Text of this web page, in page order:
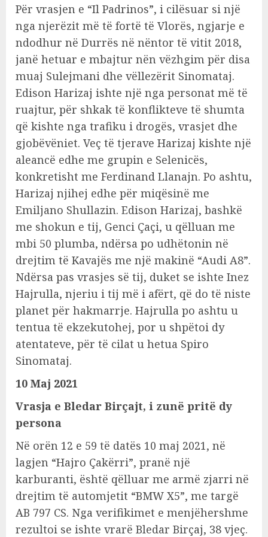
Për vrasjen e “Il Padrinos”, i cilësuar si një
nga njerëzit më të fortë të Vlorës, ngjarje e
ndodhur në Durrës në nëntor të vitit 2018,
janë hetuar e mbajtur nën vëzhgim për disa
muaj Sulejmani dhe vëllezërit Sinomataj.
Edison Harizaj ishte një nga personat më të
ruajtur, për shkak të konflikteve të shumta
që kishte nga trafiku i drogës, vrasjet dhe
gjobëvëniet. Veç të tjerave Harizaj kishte një
aleancë edhe me grupin e Selenicës,
konkretisht me Ferdinand Llanajn. Po ashtu,
Harizaj njihej edhe për miqësinë me
Emiljano Shullazin. Edison Harizaj, bashkë
me shokun e tij, Genci Çaçi, u qëlluan me
mbi 50 plumba, ndërsa po udhëtonin në
drejtim të Kavajës me një makinë “Audi A8”.
Ndërsa pas vrasjes së tij, duket se ishte Inez
Hajrulla, njeriu i tij më i afërt, që do të niste
planet për hakmarrje. Hajrulla po ashtu u
tentua të ekzekutohej, por u shpëtoi dy
atentateve, për të cilat u hetua Spiro
Sinomataj.
10 Maj 2021
Vrasja e Bledar Birçajt, i zunë pritë dy
persona
Në orën 12 e 59 të datës 10 maj 2021, në
lagjen “Hajro Çakërri”, pranë një
karburanti, është qëlluar me armë zjarri në
drejtim të automjetit “BMW X5”, me targë
AB 797 CS. Nga verifikimet e menjëhershme
rezultoi se ishte vrarë Bledar Birçaj, 38 vjeç.